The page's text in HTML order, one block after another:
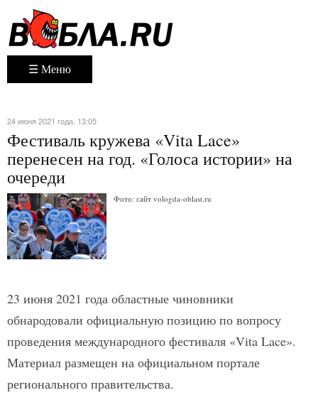
☰ Меню
24 июня 2021 года. 13:05
Фестиваль кружева «Vita Lace»
перенесен на год. «Голоса истории» на
очереди
Фото: сайт vologda-oblast.ru
23 июня 2021 года областные чиновники
обнародовали официальную позицию по вопросу
проведения международного фестиваля «Vita Lace».
Материал размещен на официальном портале
регионального правительства.